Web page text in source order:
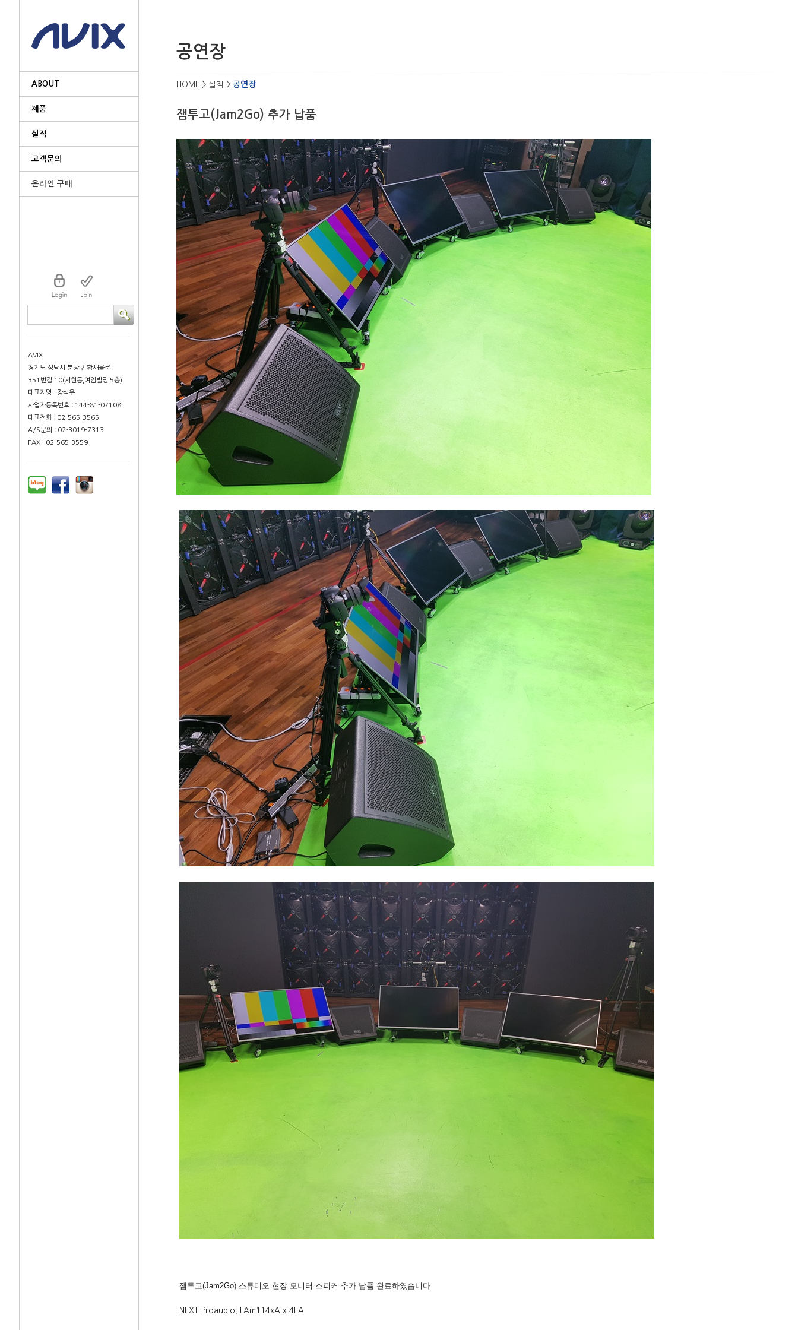
ABOUT
제품
실적
고객문의
온라인 구매
AVIX
경기도 성남시 분당구 황새울로
351번길 10(서현동,여암빌딩 5층)
대표자명 : 장석우
사업자등록번호 : 144-81-07108
대표전화 : 02-565-3565
A/S문의 : 02-3019-7313
FAX : 02-565-3559
HOME > 실적 > 공연장
잼투고(Jam2Go) 추가 납품
잼투고(Jam2Go) 스튜디오 현장 모니터 스피커 추가 납품 완료하였습니다.
NEXT-Proaudio, LAm114xA x 4EA